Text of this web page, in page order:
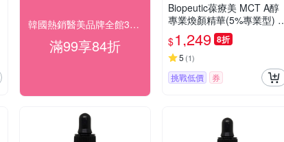
韓國熱銷醫美品牌全館3折起
滿99享84折
Biopeutic葆療美 MCT A醇
專業煥顏精華(5%專業型) 1
0ml
$1,249 8折
5 (1)
挑戰低價 券